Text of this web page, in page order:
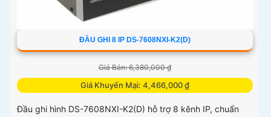
ĐẦU GHI 8 IP DS-7608NXI-K2(D)
Giá Bán: 6,380,000 ₫
Giá Khuyến Mại: 4,466,000 ₫
Đầu ghi hình DS-7608NXI-K2(D) hỗ trợ 8 kênh IP, chuẩn